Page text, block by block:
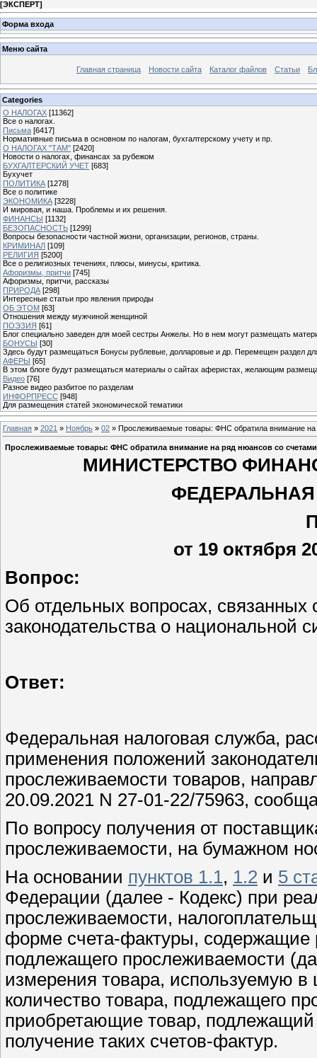
[ЭКСПЕРТ]
Форма входа
Меню сайта
Главная страница Новости сайта Каталог файлов Статьи
Categories
О НАЛОГАХ [11362]
Все о налогах.
Письма [6417]
Нормативные письма в основном по налогам, бухгалтерскому учету и пр.
О НАЛОГАХ "ТАМ" [2420]
Новости о налогах, финансах за рубежом
БУХГАЛТЕРСКИЙ УЧЕТ [683]
Бухучет
ПОЛИТИКА [1278]
Все о политике
ЭКОНОМИКА [3228]
И мировая, и наша. Проблемы и их решения.
ФИНАНСЫ [1132]
БЕЗОПАСНОСТЬ [1299]
Вопросы безопасности частной жизни, организации, регионов, страны.
КРИМИНАЛ [109]
РЕЛИГИЯ [5200]
Все о религиозных течениях, плюсы, минусы, критика.
Афоризмы, притчи [745]
Афоризмы, притчи, рассказы
ПРИРОДА [298]
Интересные статьи про явления природы
ОБ ЭТОМ [63]
Отношения между мужчиной женщиной
ПОЭЗИЯ [61]
Блог специально заведен для моей сестры Анжелы. Но в нем могут размещать
БОНУСЫ [30]
Здесь будут размещаться Бонусы рублевые, долларовые и др. Перемещен раздел
АФЕРЫ [65]
В этом блоге будут размещаться материалы о сайтах аферистах, желающим
Видео [76]
Разное видео разбитое по разделам
ИНФОРПРЕСС [948]
Для размещения статей экономической тематики
Главная » 2021 » Ноябрь » 02 » Прослеживаемые товары: ФНС обратила внимание
Прослеживаемые товары: ФНС обратила внимание на ряд нюансов со
МИНИСТЕРСТВО
от 19 октября
Вопрос:
Об отдельных вопросах,
законодательства о национальной
Ответ:
Федеральная налоговая служба,
применения положений
прослеживаемости товаров,
20.09.2021 N 27-01-22/75963,
По вопросу получения от
прослеживаемости, на бумажном
На основании пунктов 1.1 , 1.2 и 5
Федерации (далее - Кодекс) при
прослеживаемости,
форме счета-фактуры, содержащие
подлежащего прослеживаемости
измерения товара, используемую
количество товара, подлежащего
приобретающие товар,
получение таких счетов-фактур.